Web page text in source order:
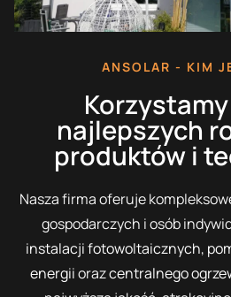
ANSOLAR - KIM
najlepszych
produktów i
Nasza firma oferuje
gospodarczych i osób
instalacji fotowoltaicznych,
energiiorazcentralnego